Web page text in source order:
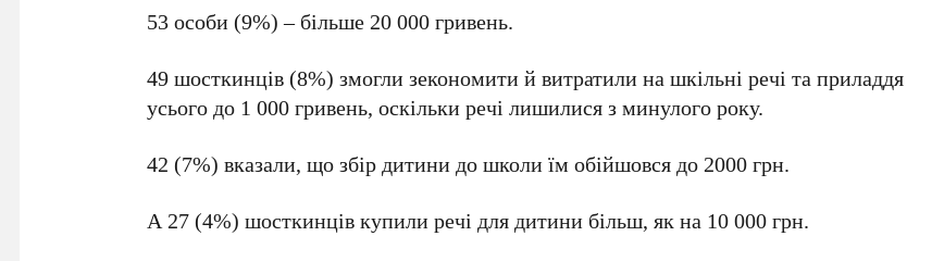
53 особи (9%) – більше 20 000 гривень.
49 шосткинців (8%) змогли зекономити й витратили на шкільні речі та приладдя
усього до 1 000 гривень, оскільки речі лишилися з минулого року.
42 (7%) вказали, що збір дитини до школи їм обійшовся до 2000 грн.
А 27 (4%) шосткинців купили речі для дитини більш, як на 10 000 грн.